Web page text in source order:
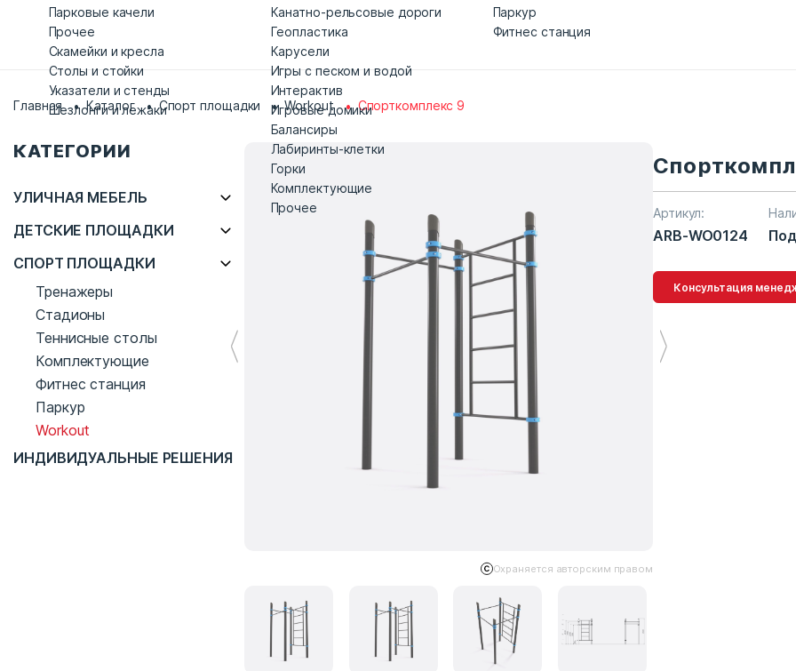
Парковые качели
Прочее
Скамейки и кресла
Столы и стойки
Указатели и стенды
Шезлонги и лежаки
Канатно-рельсовые дороги
Геопластика
Карусели
Игры с песком и водой
Интерактив
Игровые домики
Балансиры
Лабиринты-клетки
Горки
Комплектующие
Прочее
Паркур
Фитнес станция
Главная Каталог Спорт площадки Workout Спорткомплекс 9
КАТЕГОРИИ
УЛИЧНАЯ МЕБЕЛЬ
ДЕТСКИЕ ПЛОЩАДКИ
СПОРТ ПЛОЩАДКИ
Тренажеры
Стадионы
Теннисные столы
Комплектующие
Фитнес станция
Паркур
Workout
ИНДИВИДУАЛЬНЫЕ РЕШЕНИЯ
Охраняется авторским правом
Артикул:
ARB-WO0124
Консультация